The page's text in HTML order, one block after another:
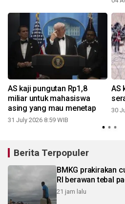
AS kaji pungutan Rp1,8
miliar untuk mahasiswa
asing yang mau menetap
31 July 2026 8:59 WIB
AS
30
Berita Terpopuler
BMKG prakirakan
RI berawan tebal
21 jam lalu